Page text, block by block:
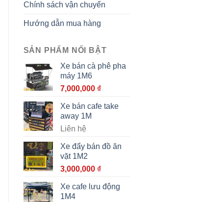
Chính sách vận chuyển
Hướng dẫn mua hàng
SẢN PHẨM NỔI BẬT
Xe bán cà phê pha
máy 1M6
7,000,000 ₫
Xe bán cafe take
away 1M
Liên hệ
Xe đẩy bán đồ ăn
vặt 1M2
3,000,000 ₫
Xe cafe lưu động
1M4